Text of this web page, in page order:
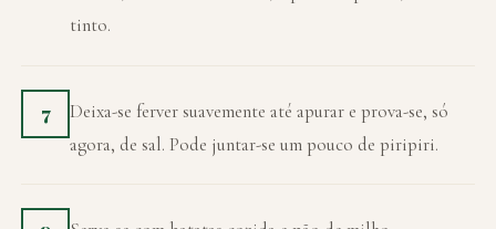
tinto.
7
Deixa-se ferver suavemente até apurar e prova-se, só
agora, de sal. Pode juntar-se um pouco de piripiri.